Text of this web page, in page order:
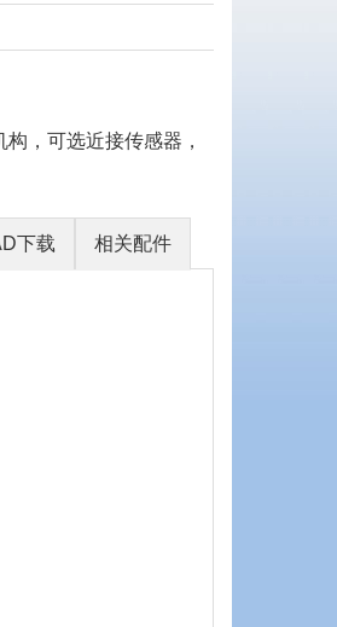
，可选近接传感器，
下载 相关配件